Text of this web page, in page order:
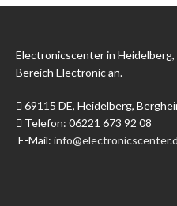
Electronicscenter in
Bereich Electronic an.
69115 DE, Heidelberg,
Telefon: 06221 673 92 08
E-Mail: